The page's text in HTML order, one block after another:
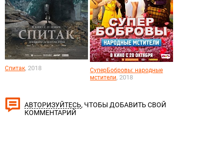
Спитак, 2018
СуперБобровы: народные
мстители, 2018
АВТОРИЗУЙТЕСЬ, ЧТОБЫ ДОБАВИТЬ СВОЙ
КОММЕНТАРИЙ